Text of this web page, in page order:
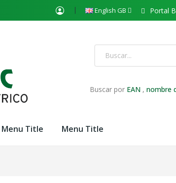
English GB Portal
Buscar por EAN ,nombre
Menu Title Menu Title